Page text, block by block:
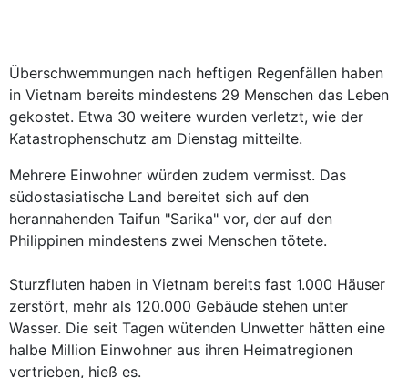
Überschwemmungen nach heftigen Regenfällen haben
in Vietnam bereits mindestens 29 Menschen das Leben
gekostet. Etwa 30 weitere wurden verletzt, wie der
Katastrophenschutz am Dienstag mitteilte.
Mehrere Einwohner würden zudem vermisst. Das
südostasiatische Land bereitet sich auf den
herannahenden Taifun "Sarika" vor, der auf den
Philippinen mindestens zwei Menschen tötete.
Sturzfluten haben in Vietnam bereits fast 1.000 Häuser
zerstört, mehr als 120.000 Gebäude stehen unter
Wasser. Die seit Tagen wütenden Unwetter hätten eine
halbe Million Einwohner aus ihren Heimatregionen
vertrieben, hieß es.